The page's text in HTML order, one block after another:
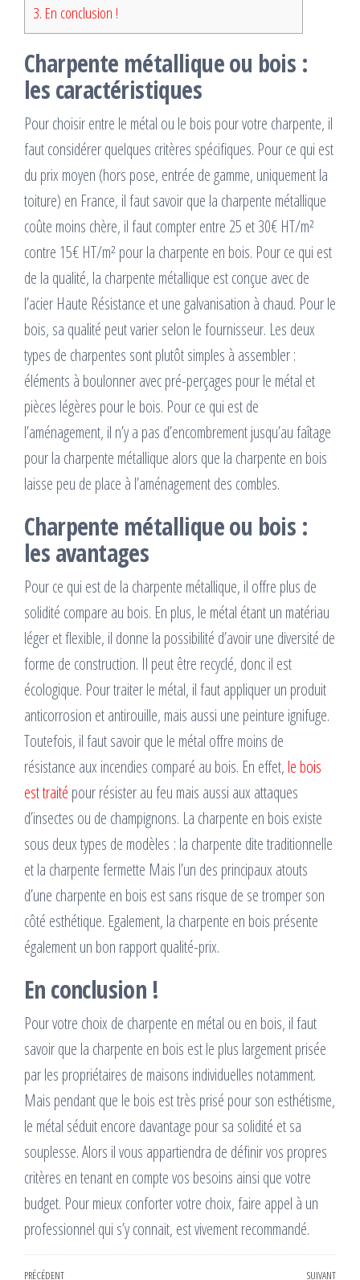
3. En conclusion !
Charpente métallique ou bois :
les caractéristiques
Pour choisir entre le métal ou le bois pour votre charpente, il
faut considérer quelques critères spécifiques. Pour ce qui est
du prix moyen (hors pose, entrée de gamme, uniquement la
toiture) en France, il faut savoir que la charpente métallique
coûte moins chère, il faut compter entre 25 et 30€ HT/m²
contre 15€ HT/m² pour la charpente en bois. Pour ce qui est
de la qualité, la charpente métallique est conçue avec de
l’acier Haute Résistance et une galvanisation à chaud. Pour le
bois, sa qualité peut varier selon le fournisseur. Les deux
types de charpentes sont plutôt simples à assembler :
éléments à boulonner avec pré-perçages pour le métal et
pièces légères pour le bois. Pour ce qui est de
l’aménagement, il n’y a pas d’encombrement jusqu’au faîtage
pour la charpente métallique alors que la charpente en bois
laisse peu de place à l’aménagement des combles.
Charpente métallique ou bois :
les avantages
Pour ce qui est de la charpente métallique, il offre plus de
solidité compare au bois. En plus, le métal étant un matériau
léger et flexible, il donne la possibilité d’avoir une diversité de
forme de construction. Il peut être recyclé, donc il est
écologique. Pour traiter le métal, il faut appliquer un produit
anticorrosion et antirouille, mais aussi une peinture ignifuge.
Toutefois, il faut savoir que le métal offre moins de
résistance aux incendies comparé au bois. En effet, le bois
est traité pour résister au feu mais aussi aux attaques
d’insectes ou de champignons. La charpente en bois existe
sous deux types de modèles : la charpente dite traditionnelle
et la charpente fermette Mais l’un des principaux atouts
d’une charpente en bois est sans risque de se tromper son
côté esthétique. Egalement, la charpente en bois présente
également un bon rapport qualité-prix.
En conclusion !
Pour votre choix de charpente en métal ou en bois, il faut
savoir que la charpente en bois est le plus largement prisée
par les propriétaires de maisons individuelles notamment.
Mais pendant que le bois est très prisé pour son esthétisme,
le métal séduit encore davantage pour sa solidité et sa
souplesse. Alors il vous appartiendra de définir vos propres
critères en tenant en compte vos besoins ainsi que votre
budget. Pour mieux conforter votre choix, faire appel à un
professionnel qui s’y connait, est vivement recommandé.
PRÉCÉDENT SUIVANT